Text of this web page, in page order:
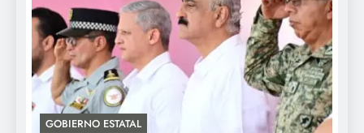
GOBIERNO ESTATAL